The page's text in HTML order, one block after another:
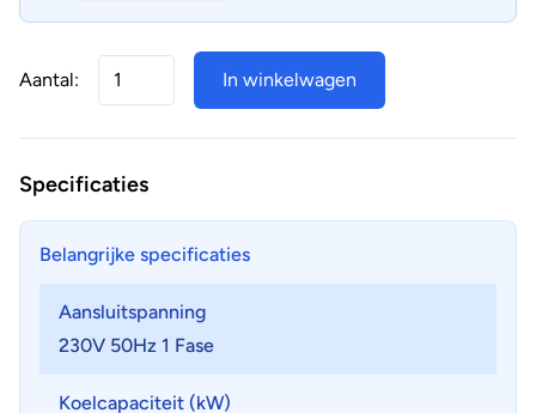
Aantal: In winkelwagen
Specificaties
Belangrijke specificaties
Aansluitspanning
230V 50Hz 1 Fase
Koelcapaciteit (kW)